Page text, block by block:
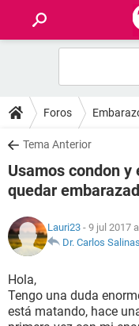
FOROS
SALUD
FAMILIA
NUTRICIÓN
SEXUALIDAD
Foros
Tema Anterior
Usamos condon
quedar
Lauri23 - 9 jul 2017
Dr. Carlos Salinas
Hola,
Tengo una duda
está matando, hace